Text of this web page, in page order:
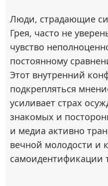
Люди, страдающие
Грея, часто не
чувство
постоянному
Этот внутренний
подкрепляться
усиливает страх
знакомых и
и медиа активно
вечной молодости и
самоидентификации